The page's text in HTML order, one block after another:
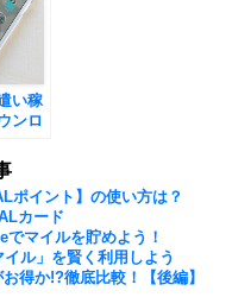
い稼
ンロ
ポイント】の使い方は？
カード
マイルを貯めよう！
ル」を賢く利用しよう
得か!?徹底比較！【後編】